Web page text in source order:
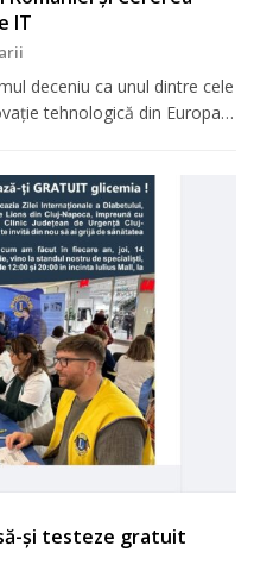
IT
deceniu ca unul dintre cele
tehnologică din Europa…
şi testeze gratuit